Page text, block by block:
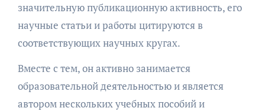
значительную публикационную активность, его
научные статьи и работы цитируются в
соответствующих научных кругах.
Вместе с тем, он активно занимается
образовательной деятельностью и является
автором нескольких учебных пособий и